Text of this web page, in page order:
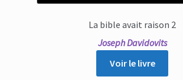
La bible avait raison 2
Joseph Davidovits
Voir le livre